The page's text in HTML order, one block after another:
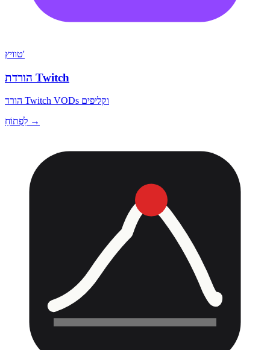
טוויץ'
הורדת Twitch
הורד Twitch VODs וקליפים
לִפְתוֹחַ →